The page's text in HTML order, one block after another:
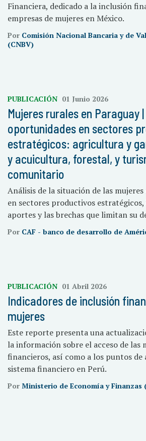
Financiera, dedicado a la inclusión
empresas de mujeres en México.
Por Comisión Nacional Bancaria y de
(CNBV)
PUBLICACIÓN 01 Junio 2026
Mujeres rurales en Paraguay
oportunidades en sectores
estratégicos: agricultura y
y acuicultura, forestal, y
comunitario
Análisis de la situación de las
en sectores productivos
aportes y las brechas que limitan su
Por CAF - banco de desarrollo de
PUBLICACIÓN 01 Abril 2026
Indicadores de inclusión
mujeres
Este reporte presenta una
la información sobre el acceso de las
financieros, así como a los puntos de
sistema financiero en Perú.
Por Ministerio de Economía y Finanzas